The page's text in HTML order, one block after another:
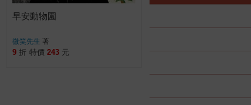
早安動物園
微笑先生 著
9 折 特價 243 元